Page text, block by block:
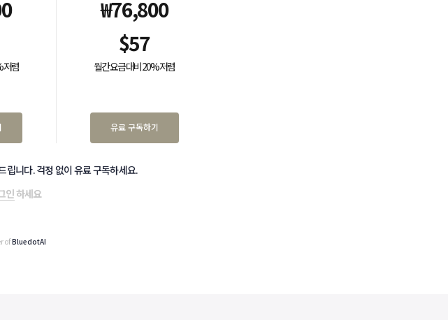
저렴
₩76,800
$57
월간 요금 대비 20% 저렴
유료 구독하기
립니다. 걱정 없이 유료 구독하세요.
인하세요
ofBluedotAI